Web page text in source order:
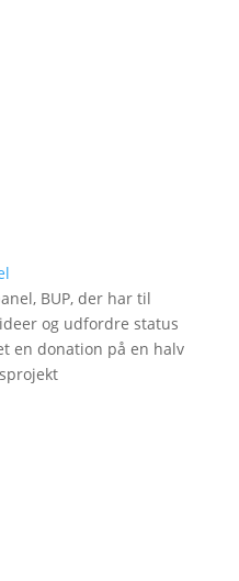
BUP, der har til
og udfordre status
en donation på en halv